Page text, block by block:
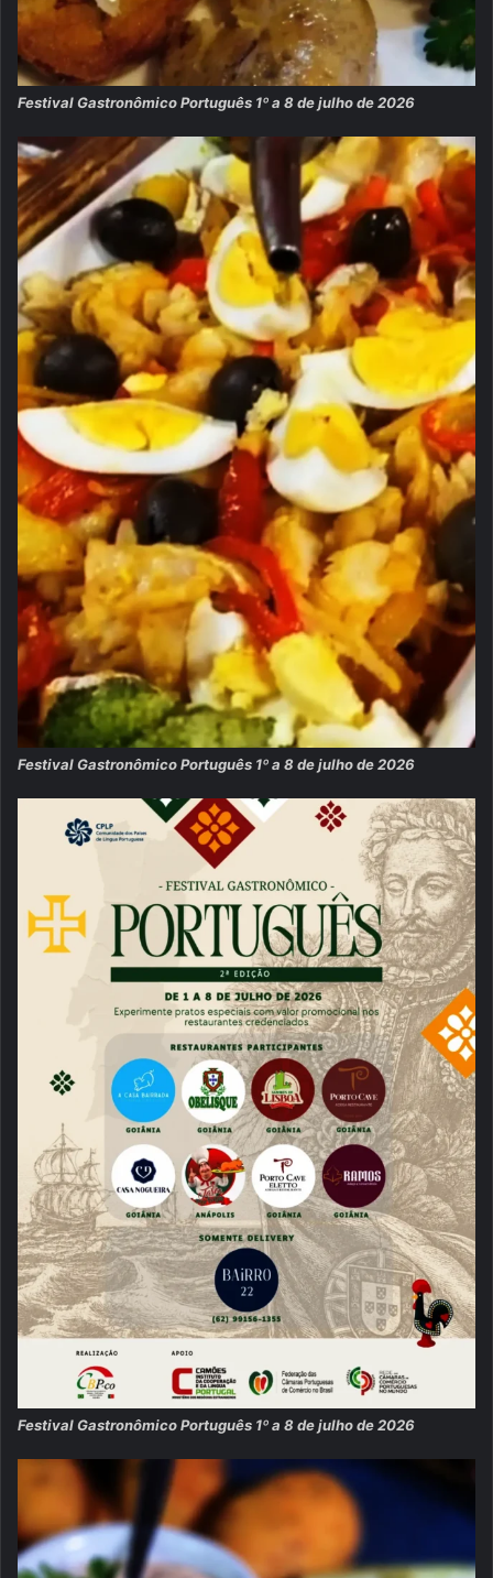
Festival Gastronômico Português 1º a 8 de julho de 2026
Festival Gastronômico Português 1º a 8 de julho de 2026
Festival Gastronômico Português 1º a 8 de julho de 2026